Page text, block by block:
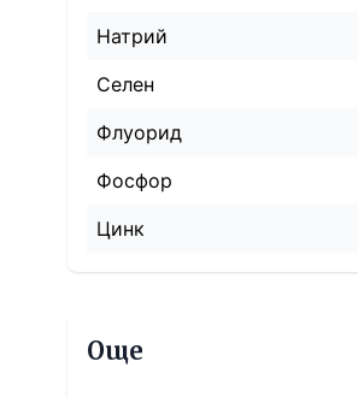
Натрий
Селен
Флуорид
Фосфор
Цинк
Още